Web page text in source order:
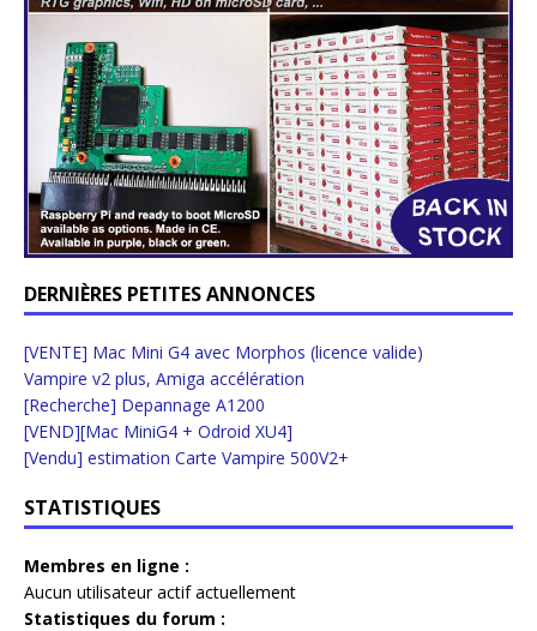
DERNIÈRES PETITES ANNONCES
[VENTE] Mac Mini G4 avec Morphos (licence valide)
Vampire v2 plus, Amiga accélération
[Recherche] Depannage A1200
[VEND][Mac MiniG4 + Odroid XU4]
[Vendu] estimation Carte Vampire 500V2+
STATISTIQUES
Membres en ligne :
Aucun utilisateur actif actuellement
Statistiques du forum :